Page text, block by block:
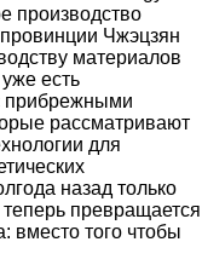
производство
Чжэцзян
материалов
есть
прибрежными
рассматривают
для
назад только
превращается
вместо того чтобы